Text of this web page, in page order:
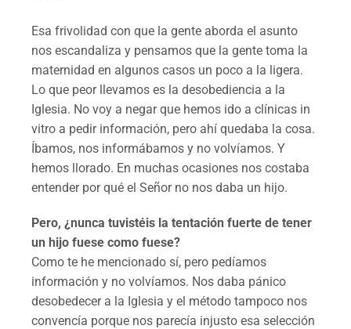
Esa frivolidad con que la gente aborda el asunto
nos escandaliza y pensamos que la gente toma la
maternidad en algunos casos un poco a la ligera.
Lo que peor llevamos es la desobediencia a la
Iglesia. No voy a negar que hemos ido a clínicas in
vitro a pedir información, pero ahí quedaba la cosa.
Íbamos, nos informábamos y no volvíamos. Y
hemos llorado. En muchas ocasiones nos costaba
entender por qué el Señor no nos daba un hijo.
Pero, ¿nunca tuvistéis la tentación fuerte de tener
un hijo fuese como fuese?
Como te he mencionado sí, pero pedíamos
información y no volvíamos. Nos daba pánico
desobedecer a la Iglesia y el método tampoco nos
convencía porque nos parecía injusto esa selección